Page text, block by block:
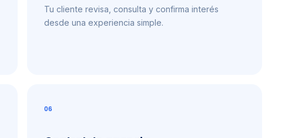
Tu cliente revisa, consulta y confirma interés
desde una experiencia simple.
06